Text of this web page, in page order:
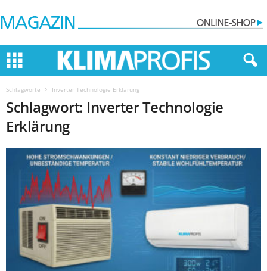
Schlagworte Inverter Technologie Erklärung
Schlagwort: Inverter Technologie
Erklärung